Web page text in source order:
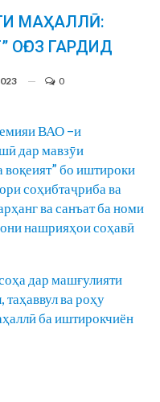
МАҲАЛЛӢ:
ОҒОЗ ГАРДИД
0
ВАО –и
дар мавзӯи
воқеият” бо иштироки
соҳибтаҷриба ва
ва санъат ба номи
нашрияҳои соҳавӣ
дар машғулияти
ва роҳу
ба иштирокчиён